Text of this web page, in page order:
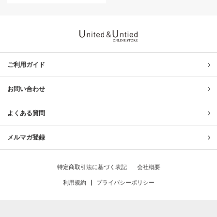
ご利用ガイド
お問い合わせ
よくある質問
メルマガ登録
特定商取引法に基づく表記 会社概要
利用規約 プライバシーポリシー